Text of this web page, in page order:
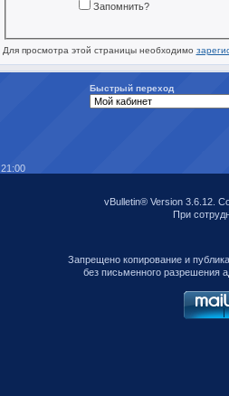
Запомнить?
Для просмотра этой страницы необходимо
Быстрый переход
21:00
vBulletin® Version 3.6.12.
При
Запрещено копирование и
без письменного разрешения